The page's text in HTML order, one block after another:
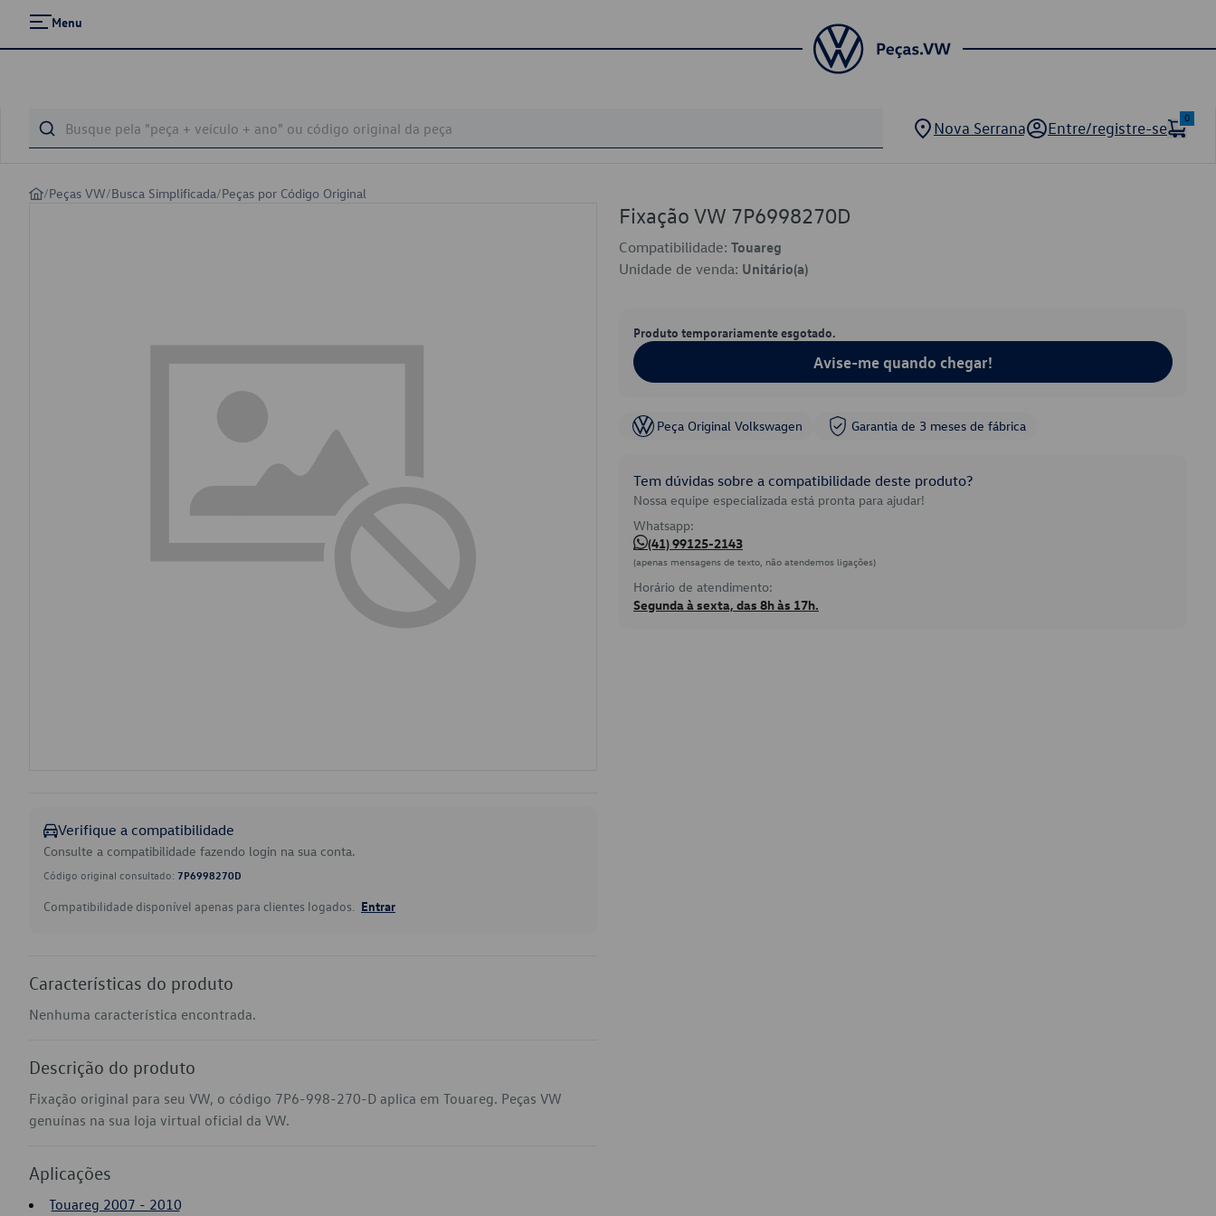
Menu
Nova Serrana Entre/registre-se
0
/Peças VW/Busca Simplificada/Peças por Código Original
Verifique a compatibilidade
Consulte a compatibilidade fazendo login na sua conta.
Código original consultado: 7P6998270D
Compatibilidade disponível apenas para clientes logados. Entrar
Características do produto
Nenhuma característica encontrada.
Descrição do produto
Fixação original para seu VW, o código 7P6-998-270-D aplica em Touareg. Peças VW
genuínas na sua loja virtual oficial da VW.
Aplicações
Touareg 2007 - 2010
Fixação VW 7P6998270D
Compatibilidade: Touareg
Unidade de venda: Unitário(a)
Produto temporariamente esgotado.
Avise-me quando chegar!
Peça Original Volkswagen Garantia de 3 meses de fábrica
Tem dúvidas sobre a compatibilidade deste produto?
Nossa equipe especializada está pronta para ajudar!
Whatsapp:
(41) 99125-2143
(apenas mensagens de texto, não atendemos ligações)
Horário de atendimento:
Segunda à sexta, das 8h às 17h.